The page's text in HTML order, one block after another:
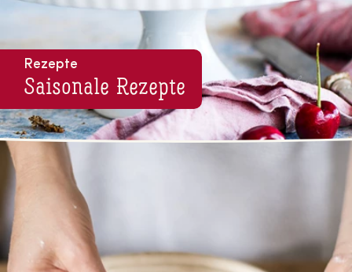
Rezepte
Saisonale Rezepte